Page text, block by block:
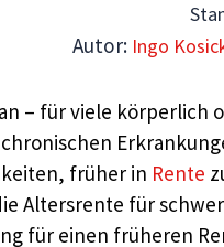
Autor: Ingo
– für viele körperlich
früher in Rente
Altersrente für
für einen früheren